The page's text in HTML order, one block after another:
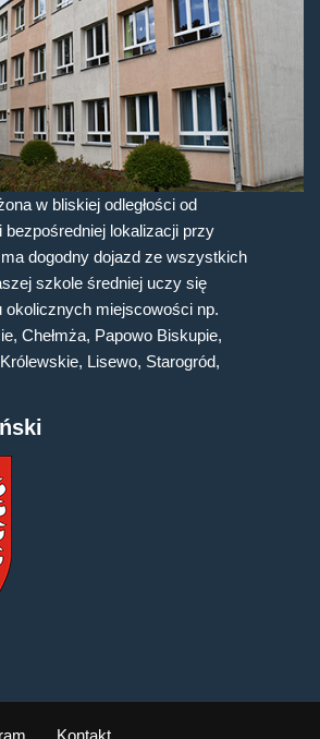
w bliskiej odległości od
bezpośredniej lokalizacji przy
dogodny dojazd ze wszystkich
szkole średniej uczy się
okolicznych miejscowości np.
Chełmża, Papowo Biskupie,
Lisewo, Starogród,